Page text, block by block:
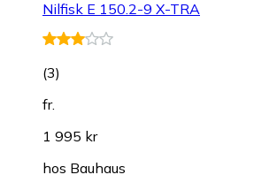
Nilfisk E 150.2-9 X-TRA
(3)
fr.
1 995 kr
hos Bauhaus